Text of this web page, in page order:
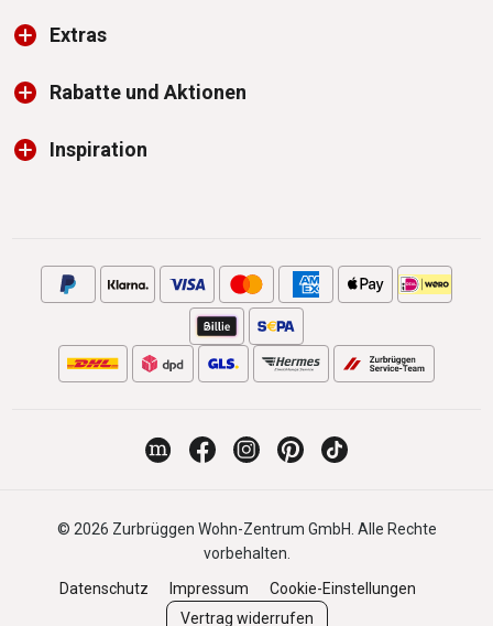
Extras
Rabatte und Aktionen
Inspiration
© 2026 Zurbrüggen Wohn-Zentrum GmbH. Alle Rechte
vorbehalten.
Datenschutz
Impressum
Cookie-Einstellungen
Vertrag widerrufen